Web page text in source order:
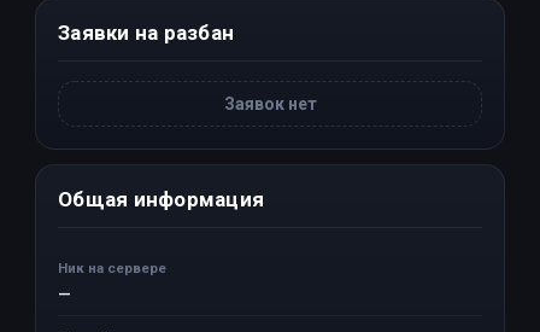
Заявки на разбан
Заявок нет
Общая информация
Ник на сервере
—